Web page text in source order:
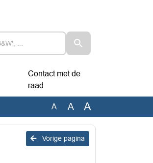
Contact met de
raad
A A A
Vorige pagina